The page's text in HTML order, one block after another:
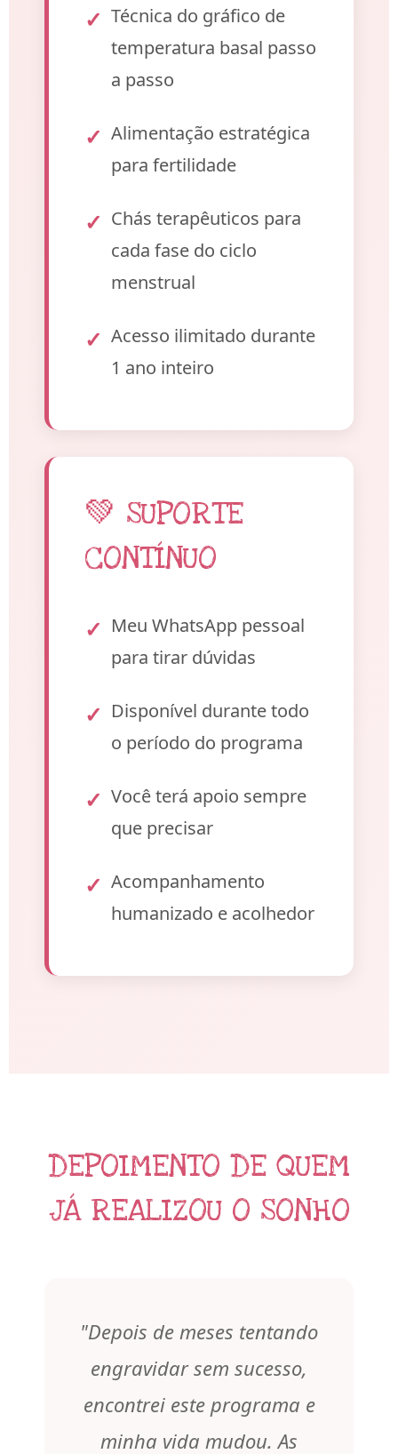
Técnica do gráfico de
temperatura basal passo
a passo
Alimentação estratégica
para fertilidade
Chás terapêuticos para
cada fase do ciclo
menstrual
Acesso ilimitado durante
1 ano inteiro
💚 SUPORTE
CONTÍNUO
Meu WhatsApp pessoal
para tirar dúvidas
Disponível durante todo
o período do programa
Você terá apoio sempre
que precisar
Acompanhamento
humanizado e acolhedor
DEPOIMENTO DE QUEM
JÁ REALIZOU O SONHO
"Depois de meses tentando
engravidar sem sucesso,
encontrei este programa e
minha vida mudou. As